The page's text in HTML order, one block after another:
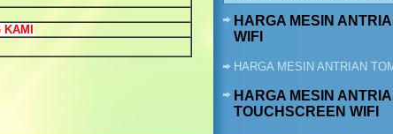
HARGA MESIN
WIFI
HARGA MESIN ANTRIAN
HARGA MESIN
TOUCHSCREEN WIFI